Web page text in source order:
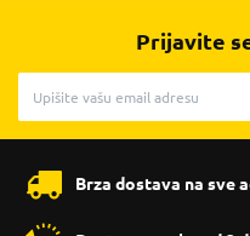
Prijavite
Brza dostava na sve